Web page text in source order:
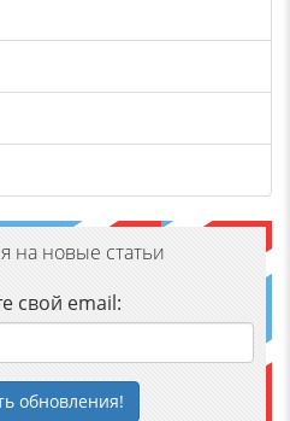
на новые статьи
свой email:
обновления!